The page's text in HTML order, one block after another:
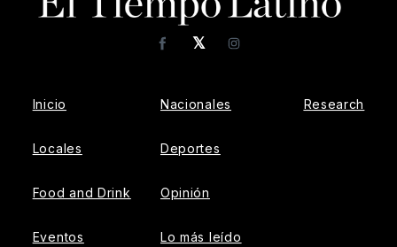
𝕏
FacebookInstagram
Inicio
Locales
Food and Drink
Eventos
Nacionales
Deportes
Opinión
Lo más leído
Research